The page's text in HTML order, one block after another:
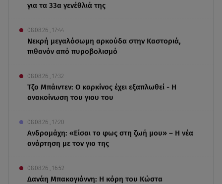
για τα 33α γενέθλιά της
08.08.26 , 17:44
Νεκρή μεγαλόσωμη αρκούδα στην Καστοριά,
πιθανόν από πυροβολισμό
08.08.26 , 17:32
Τζο Μπάιντεν: Ο καρκίνος έχει εξαπλωθεί - Η
ανακοίνωση του γιου του
08.08.26 , 17:20
Ανδρομάχη: «Είσαι το φως στη ζωή μου» – Η νέα
ανάρτηση με τον γιο της
08.08.26 , 16:52
Δανάη Μπακογιάννη: Η κόρη του Κώστα